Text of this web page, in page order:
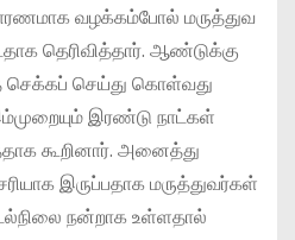
வழக்கம்போல் மருத்துவ
தெரிவித்தார். ஆண்டுக்கு
செய்து கொள்வது
இரண்டு நாட்கள்
கூறினார். அனைத்து
இருப்பதாக மருத்துவர்கள்
நன்றாக உள்ளதால்